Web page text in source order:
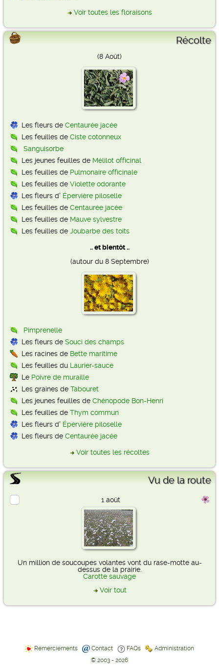
Voir toutes les floraisons
Récolte
(8 Août)
Les fleurs de Centaurée jacée
Les feuilles de Ciste cotonneux
Sanguisorbe
Les jeunes feuilles de Mélilot officinal
Les feuilles de Pulmonaire officinale
Les feuilles de Violette odorante
Les fleurs d' Épervière piloselle
Les feuilles de Centaurée jacée
Les feuilles de Mauve sylvestre
Les feuilles de Joubarbe des toits
.. et bientôt ..
(autour du 8 Septembre)
Pimprenelle
Les fleurs de Souci des champs
Les racines de Bette maritime
Les feuilles du Laurier-sauce
Le Poivre de muraille
Les graines de Tabouret
Les jeunes feuilles de Chénopode Bon-Henri
Les feuilles de Thym commun
Les fleurs d' Épervière piloselle
Les fleurs de Centaurée jacée
Voir toutes les récoltes
Vu de la route
1 août
Un million de soucoupes volantes vont du rase-motte au-
dessus de la prairie.
Carotte sauvage
Voir tout
Remerciements Contact FAQs
Administration
© 2003 - 2026